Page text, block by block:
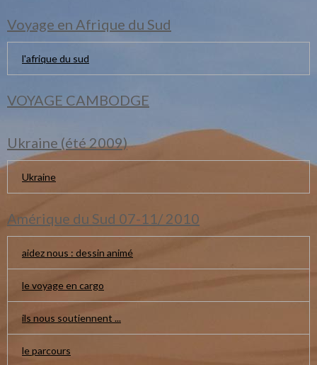
Voyage en Afrique du Sud
l'afrique du sud
VOYAGE CAMBODGE
Ukraine (été 2009)
Ukraine
Amérique du Sud 07-11/ 2010
aidez nous : dessin animé
le voyage en cargo
ils nous soutiennent ...
le parcours